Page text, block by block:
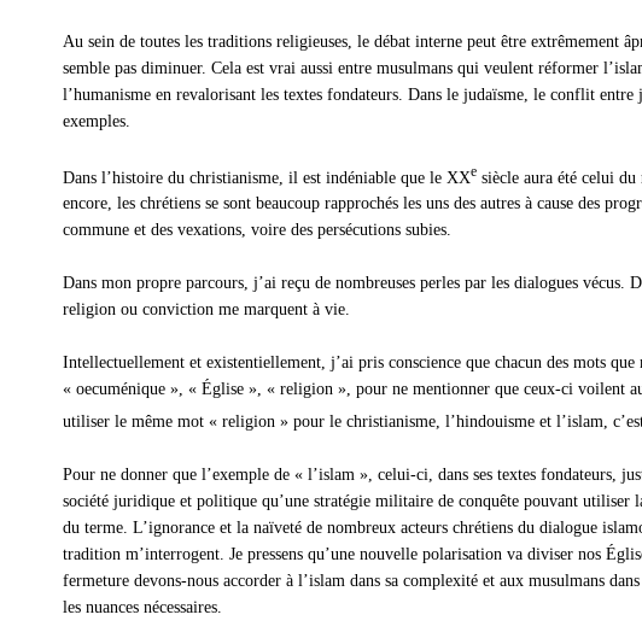
Au sein de toutes les traditions religieuses, le débat interne peut être extrêmement
semble pas diminuer. Cela est vrai aussi entre musulmans qui veulent réformer
l’humanisme en revalorisant les textes fondateurs. Dans le judaïsme, le conflit
exemples.
Dans l’histoire du christianisme, il est indéniable que le XXe siècle aura été celui
encore, les chrétiens se sont beaucoup rapprochés les uns des autres à cause des
commune et des vexations, voire des persécutions subies.
Dans mon propre parcours, j’ai reçu de nombreuses perles par les dialogues vécus.
religion ou conviction me marquent à vie.
Intellectuellement et existentiellement, j’ai pris conscience que chacun des mots
« oecuménique », « Église », « religion », pour ne mentionner que ceux-ci voilent
utiliser le même mot « religion » pour le christianisme, l’hindouisme et l’islam,
Pour ne donner que l’exemple de « l’islam », celui-ci, dans ses textes fondateurs,
société juridique et politique qu’une stratégie militaire de conquête pouvant utiliser
du terme. L’ignorance et la naïveté de nombreux acteurs chrétiens du dialogue
tradition m’interrogent. Je pressens qu’une nouvelle polarisation va diviser nos
fermeture devons-nous accorder à l’islam dans sa complexité et aux musulmans
les nuances nécessaires.